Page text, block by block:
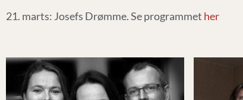
21. marts: Josefs Drømme. Se programmet her